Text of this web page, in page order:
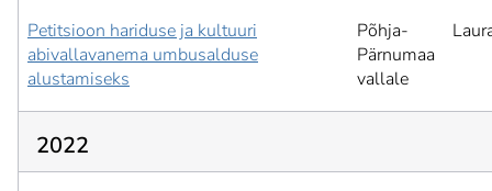
Petitsioon hariduse ja kultuuri
abivallavanema umbusalduse
alustamiseks
Põhja-
Pärnumaa
vallale
2022